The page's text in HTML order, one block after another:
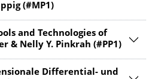
(#MP1)
and Technologies of
& Nelly Y. Pinkrah (#PP1)
Differential- und